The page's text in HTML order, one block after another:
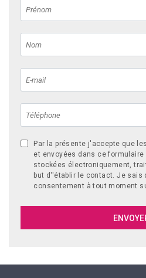
Par la présente j'accepte que
et envoyées dans ce
stockées électroniquement,
but d''établir le contact. Je sais
consentement à tout moment